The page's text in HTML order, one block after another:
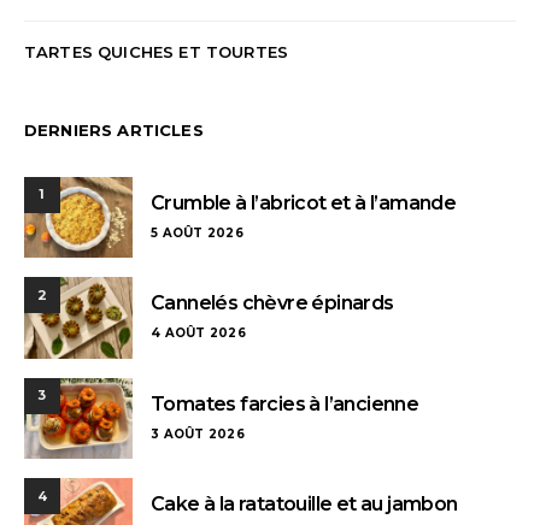
TARTES QUICHES ET TOURTES
DERNIERS ARTICLES
1 Crumble à l’abricot et à l’amande
5 AOÛT 2026
2 Cannelés chèvre épinards
4 AOÛT 2026
3 Tomates farcies à l’ancienne
3 AOÛT 2026
4 Cake à la ratatouille et au jambon